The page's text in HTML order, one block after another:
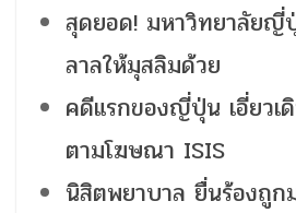
สุดยอด! มหาวิทยาลัยญี่
ลาลให้มุสลิมด้วย
คดีแรกของญี่ปุ่น เอี่ยวเ
ตามโฆษณา ISIS
นิสิตพยาบาล ยื่นร้องถูก